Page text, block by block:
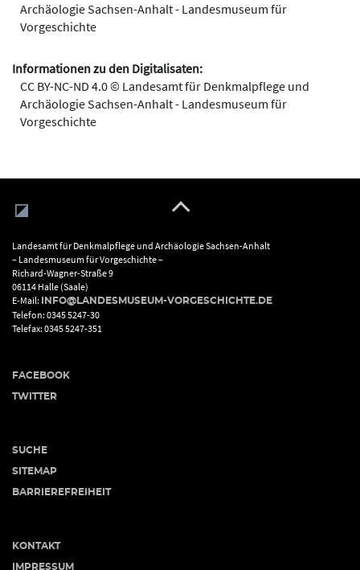
Archäologie Sachsen-Anhalt - Landesmuseum für
Vorgeschichte
Informationen zu den Digitalisaten:
CC BY-NC-ND 4.0 © Landesamt für Denkmalpflege und
Archäologie Sachsen-Anhalt - Landesmuseum für
Vorgeschichte
Landesamt für Denkmalpflege und Archäologie Sachsen-Anhalt
– Landesmuseum für Vorgeschichte –
Richard-Wagner-Straße 9
06114 Halle (Saale)
E-Mail:
INFO@LANDESMUSEUM-VORGESCHICHTE.DE
Telefon: 0345 5247-30
Telefax: 0345 5247-351
FACEBOOK
TWITTER
SUCHE
SITEMAP
BARRIEREFREIHEIT
KONTAKT
IMPRESSUM